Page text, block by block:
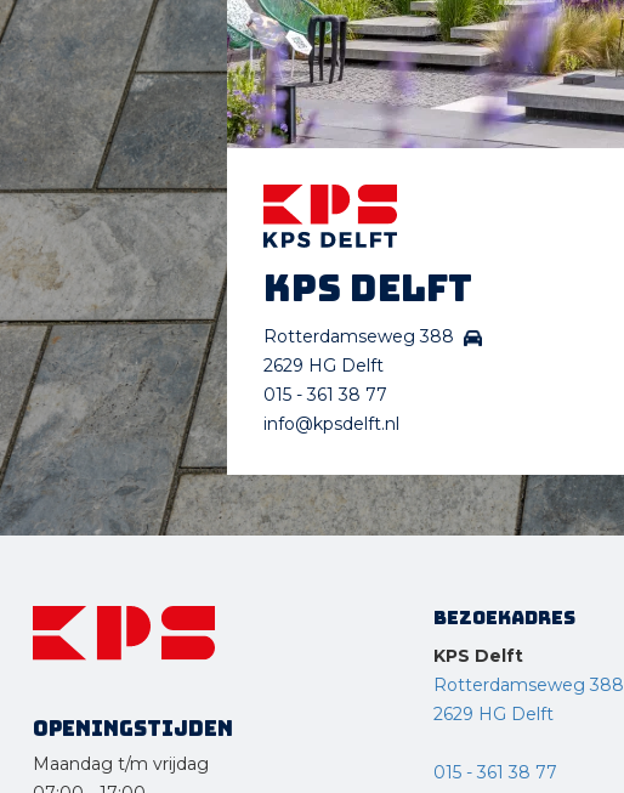
KPS Delft
Rotterdamseweg 388
2629 HG Delft
015 - 361 38 77
info@kpsdelft.nl
Openingstijden
Maandag t/m vrijdag
Bezoekadres
KPS Delft
Rotterdamseweg 388
2629 HG Delft
015 - 361 38 77